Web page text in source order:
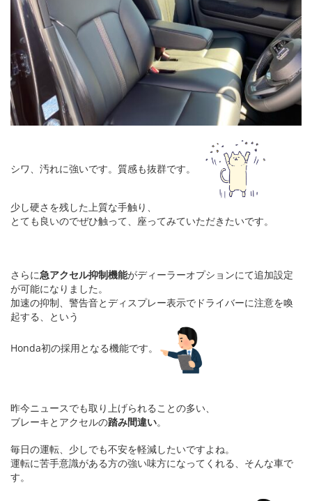
シワ、汚れに強いです。質感も抜群です。
少し硬さを残した上質な手触り、
とても良いのでぜひ触って、座ってみていただきたいです。
さらに急アクセル抑制機能がディーラーオプションにて追加設定
が可能になりました。
加速の抑制、警告音とディスプレー表示でドライバーに注意を喚
起する、という
Honda初の採用となる機能です。
昨今ニュースでも取り上げられることの多い、
ブレーキとアクセルの踏み間違い。
毎日の運転、少しでも不安を軽減したいですよね。
運転に苦手意識がある方の強い味方になってくれる、そんな車で
す。